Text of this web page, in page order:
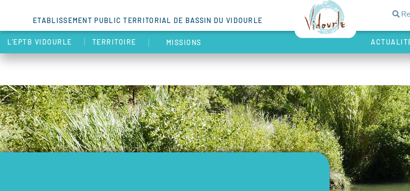
ETABLISSEMENT PUBLIC TERRITORIAL DE BASSIN DU VIDOURLE
L’EPTB VIDOURLE TERRITOIRE MISSIONS